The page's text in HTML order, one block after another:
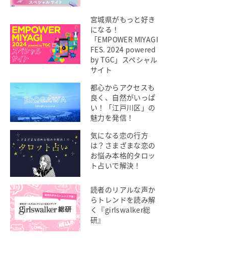
宮城県がもっと好き
になる！
「EMPOWER MIYAGI
FES. 2024 powered
by TGC」スペシャル
サイト
都心からアクセスも
良く、自然がいっぱ
い！「江戸川区」の
魅力を発信！
気になる恋の行方
は？さまざまな恋の
お悩み本格的タロッ
ト占いで解決！
読者のリアルな声か
らトレンドを読み解
く『girlswalker総
研』